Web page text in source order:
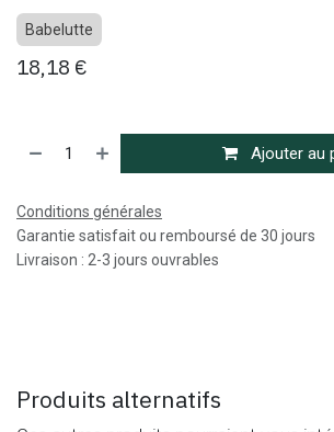
Babelutte
18,18 €
Ajouter au
Conditions générales
Garantie satisfait ou remboursé de 30 jours
Livraison : 2-3 jours ouvrables
Produits alternatifs